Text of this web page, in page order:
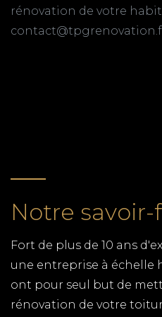
chéneaux, dalles,
couvreurs zingueurs
rénovation de votre
Notre savoir-
Fort de plus de 10 ans
une entreprise à échelle
ont pour seul but de
rénovation de votre